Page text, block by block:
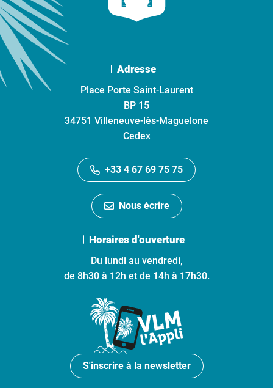
Adresse
Place Porte Saint-Laurent
BP 15
34751 Villeneuve-lès-Maguelone
Cedex
+33 4 67 69 75 75
Nous écrire
Horaires d'ouverture
Du lundi au vendredi,
de 8h30 à 12h et de 14h à 17h30.
S'inscrire à la newsletter